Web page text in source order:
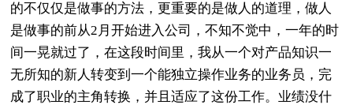
的不仅仅是做事的方法，更重要的是做人的道理，做人
是做事的前从2月开始进入公司，不知不觉中，一年的时
间一晃就过了，在这段时间里，我从一个对产品知识一
无所知的新人转变到一个能独立操作业务的业务员，完
成了职业的主角转换，并且适应了这份工作。业绩没什